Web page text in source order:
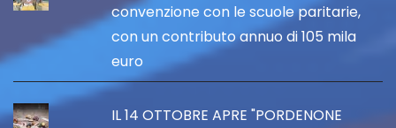
convenzione con le scuole paritarie,
con un contributo annuo di 105 mila
euro
IL 14 OTTOBRE APRE "PORDENONE